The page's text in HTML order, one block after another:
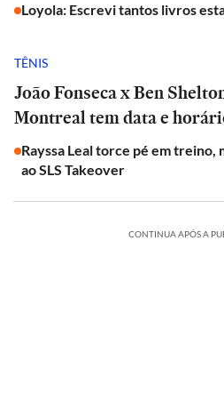
Loyola: Escrevi tantos livros
TÊNIS
João Fonseca x Ben
Montreal tem data e
Rayssa Leal torce pé em treino,
ao SLS Takeover
CONTINUA APÓS A